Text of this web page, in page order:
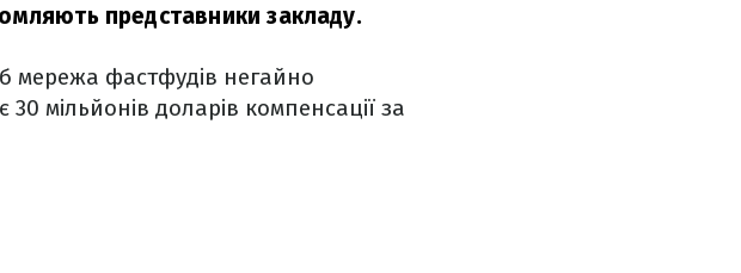
представники закладу.
мережа фастфудів негайно
30 мільйонів доларів компенсації за